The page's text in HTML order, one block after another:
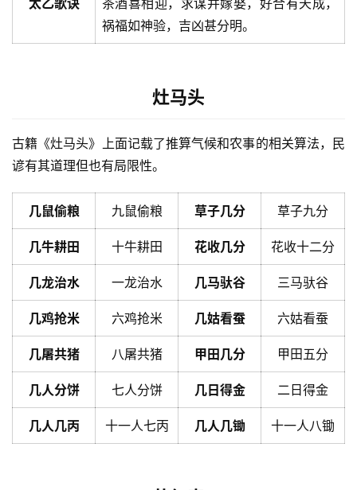
太乙歌诀
茶酒喜相迎，求谋并嫁娶，好合有天成，
祸福如神验，吉凶甚分明。
灶马头
古籍《灶马头》上面记载了推算气候和农事的相关算法，民
谚有其道理但也有局限性。
几鼠偷粮 九鼠偷粮 草子几分 草子九分
几牛耕田 十牛耕田 花收几分 花收十二分
几龙治水 一龙治水 几马驮谷 三马驮谷
几鸡抢米 六鸡抢米 几姑看蚕 六姑看蚕
几屠共猪 八屠共猪 甲田几分 甲田五分
几人分饼 七人分饼 几日得金 二日得金
几人几丙 十一人七丙 几人几锄 十一人八锄